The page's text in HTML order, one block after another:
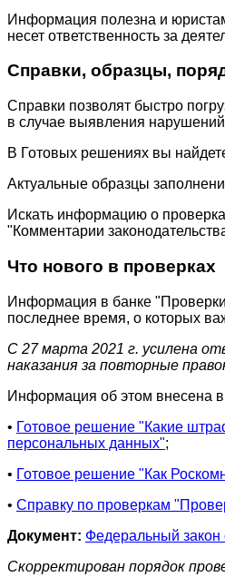
Информация полезна и
несет ответственность за
Справки, образцы,
Справки позволят быстро
в случае выявления
В Готовых решениях вы
Актуальные образцы
Искать информацию о
"Комментарии
Что нового в проверках
Информация в банке "Проверки
последнее время, о которых
С 27 марта 2021 г. усилена
наказания за повторные
Информация об этом внесена
• Готовое решение "Какие
персональных данных";
• Готовое решение "Как
• Справку по проверкам
Документ: Федеральный
Скорректирован порядок